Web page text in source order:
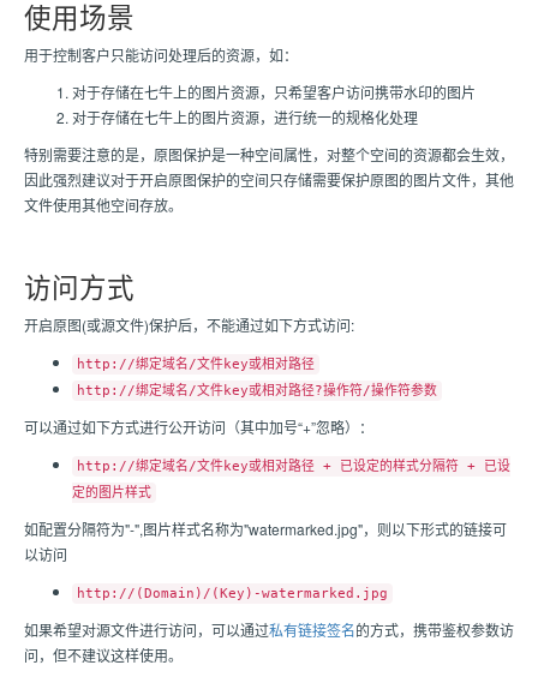
使用场景
用于控制客户只能访问处理后的资源，如：
对于存储在七牛上的图片资源，只希望客户访问携带水印的图片
对于存储在七牛上的图片资源，进行统一的规格化处理
特别需要注意的是，原图保护是一种空间属性，对整个空间的资源都会生效，
因此强烈建议对于开启原图保护的空间只存储需要保护原图的图片文件，其他
文件使用其他空间存放。
访问方式
开启原图(或源文件)保护后，不能通过如下方式访问:
http://绑定域名/文件key或相对路径
http://绑定域名/文件key或相对路径?操作符/操作符参数
可以通过如下方式进行公开访问（其中加号“+”忽略）：
http://绑定域名/文件key或相对路径 + 已设定的样式分隔符 + 已设
定的图片样式
如配置分隔符为"-",图片样式名称为"watermarked.jpg"，则以下形式的链接可
以访问
http://(Domain)/(Key)-watermarked.jpg
如果希望对源文件进行访问，可以通过私有链接签名的方式，携带鉴权参数访
问，但不建议这样使用。